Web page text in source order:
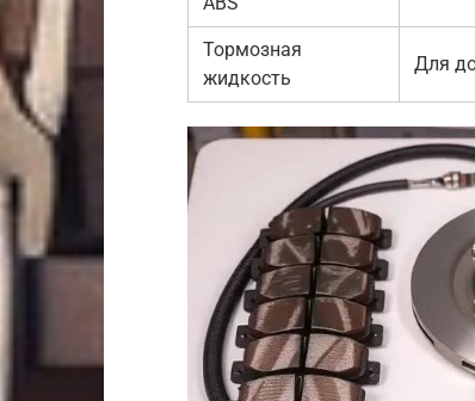
Тормозная
жидкость
Для